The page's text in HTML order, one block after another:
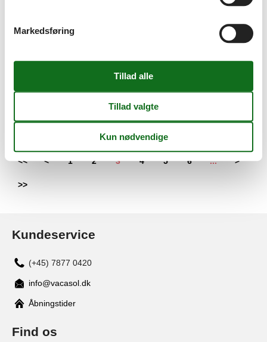
Emne nr.:130-D04164
Sommerhus - 6 personer - Lærkelundsvej - Øer - 8400 - Ebeltoft
045-159055
6 personer
<< < 1 2 3 4 5 6 ... >
>>
Kundeservice
(+45) 7877 0420
info@vacasol.dk
Åbningstider
Find os
Markedsføring